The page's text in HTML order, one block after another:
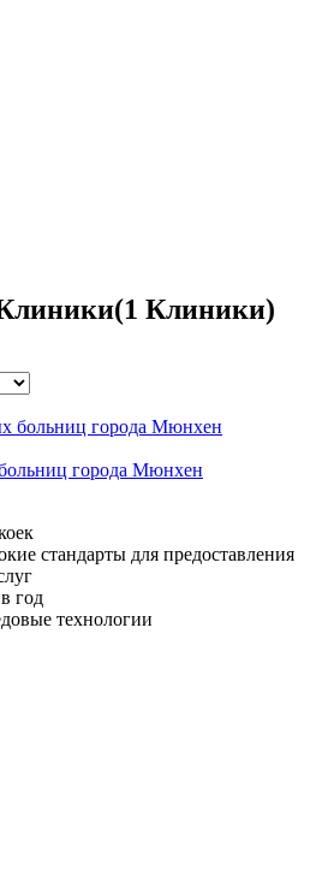
(1 Клиники)
города Мюнхен
стандарты для предоставления
год
технологии